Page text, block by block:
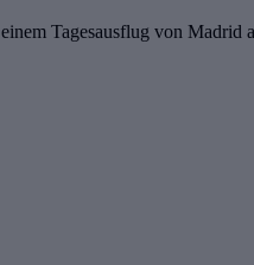
Tagesausflug von Madrid